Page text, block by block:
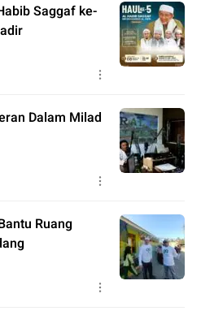
Saggaf ke-
Dalam Milad
Ruang